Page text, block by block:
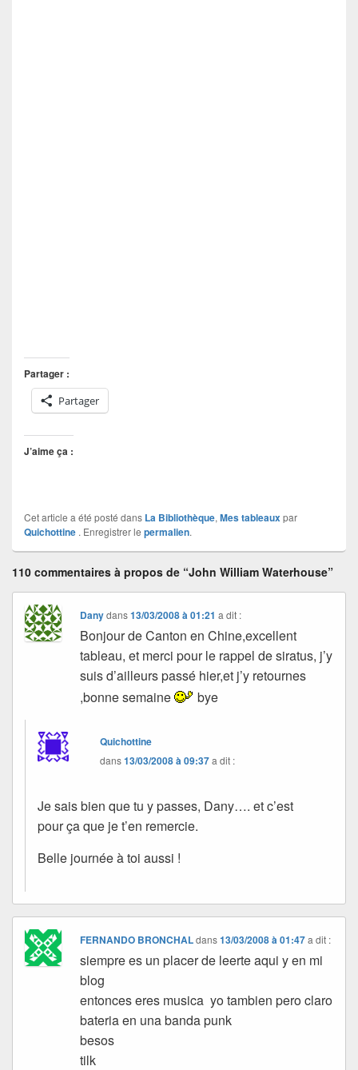
Partager :
Partager
J’aime ça :
Cet article a été posté dans La Bibliothèque,Mes tableauxpar
Quichottine . Enregistrer le permalien.
110 commentaires à propos de “John William Waterhouse”
Danydans13/03/2008 à 01:21 a dit :
Bonjour de Canton en Chine,excellent
tableau, et merci pour le rappel de siratus, j’y
suis d’ailleurs passé hier,et j’y retournes
,bonne semaine
bye
Quichottine
dans13/03/2008 à 09:37a dit :
Je sais bien que tu y passes, Dany…. et c’est
pour ça que je t’en remercie.
Belle journée à toi aussi !
FERNANDO BRONCHALdans13/03/2008 à 01:47 a dit :
siempre es un placer de leerte aqui y en mi
blog
entonces eres musica yo tambien pero claro
bateria en una banda punk
besos
tilk